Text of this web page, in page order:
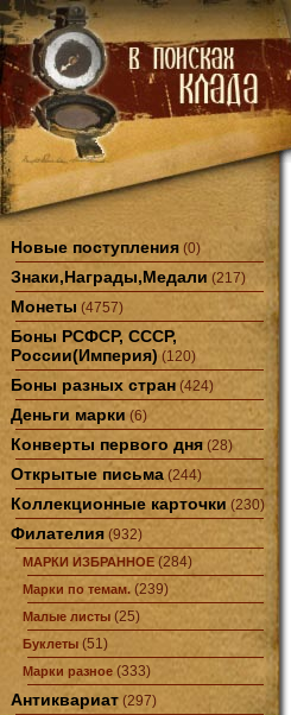
Новые поступления (0)
Знаки,Награды,Медали (217)
Монеты (4757)
Боны РСФСР, СССР,
России(Империя) (120)
Боны разных стран (424)
Деньги марки (6)
Конверты первого дня (28)
Открытые письма (244)
Коллекционные карточки (230)
Филателия (932)
МАРКИ ИЗБРАННОЕ (284)
Марки по темам. (239)
Малые листы (25)
Буклеты (51)
Марки разное (333)
Антиквариат (297)